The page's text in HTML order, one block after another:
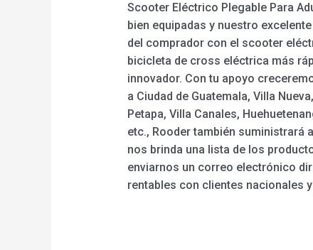
Scooter Eléctrico Plegable Para
bien equipadas y nuestro
del comprador con el scooter
bicicleta de cross eléctrica más
innovador. Con tu apoyo
a Ciudad de Guatemala, Villa
Petapa, Villa Canales,
etc., Rooder también suministrará
nos brinda una lista de los
enviarnos un correo electrónico
rentables con clientes nacionales